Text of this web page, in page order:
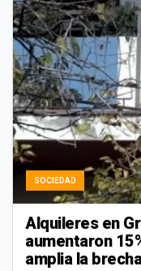
SOCIEDAD
Alquileres en
aumentaron
amplia la